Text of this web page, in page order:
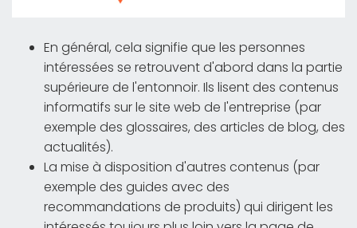
En général, cela signifie que les personnes
intéressées se retrouvent d'abord dans la partie
supérieure de l'entonnoir. Ils lisent des contenus
informatifs sur le site web de l'entreprise (par
exemple des glossaires, des articles de blog, des
actualités).
La mise à disposition d'autres contenus (par
exemple des guides avec des
recommandations de produits) qui dirigent les